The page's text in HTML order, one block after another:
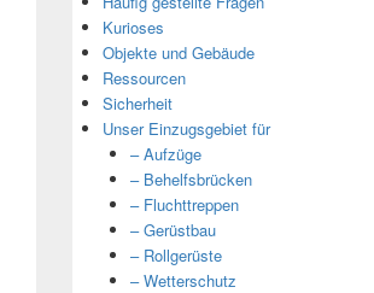
Kurioses
Objekte und Gebäude
Ressourcen
Sicherheit
Unser Einzugsgebiet für
– Aufzüge
– Behelfsbrücken
– Fluchttreppen
– Gerüstbau
– Rollgerüste
– Wetterschutz